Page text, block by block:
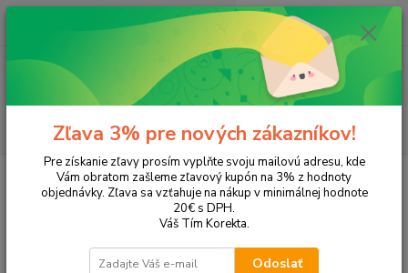
Hľadať
ks
za 0,00 EUR
Tonery a náplne do tlačiarní EPSON L130
Upresniť parametre
Zľava 3% pre nových zákazníkov!
Pre získanie zľavy prosím vyplňte svoju mailovú adresu, kde
Vám obratom zašleme zľavový kupón na 3% z hodnoty
objednávky. Zľava sa vzťahuje na nákup v minimálnej hodnote
20€ s DPH.
Váš Tím Korekta.
Odoslať